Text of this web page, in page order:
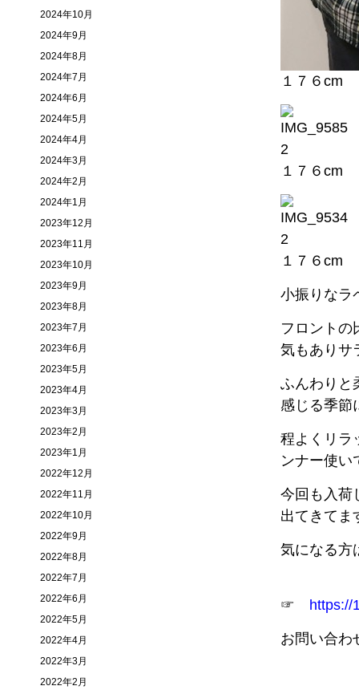
１７６cm
１７６cm
１７６cm
小振りなラ
フロントの
気もありサ
ふんわりと
感じる季節
程よくリラ
ンナー使い
今回も入荷
出てきてま
気になる方
☞ https://
お問い合わ
2024年10月
2024年9月
2024年8月
2024年7月
2024年6月
2024年5月
2024年4月
2024年3月
2024年2月
2024年1月
2023年12月
2023年11月
2023年10月
2023年9月
2023年8月
2023年7月
2023年6月
2023年5月
2023年4月
2023年3月
2023年2月
2023年1月
2022年12月
2022年11月
2022年10月
2022年9月
2022年8月
2022年7月
2022年6月
2022年5月
2022年4月
2022年3月
2022年2月